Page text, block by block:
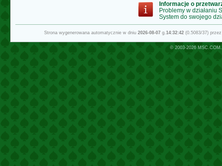
Informacje o
Problemy w działaniu
System do swojego
Strona wygenerowana automatycznie w dniu 2026-08-07g.14:32:42(0.5083/37)
© 2003-2026